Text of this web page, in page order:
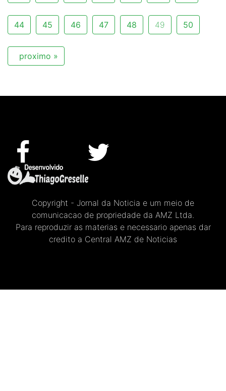
44 45 46 47 48 49 50
proximo »
Copyright - Jornal da Noticia e um meio de
comunicacao de propriedade da AMZ Ltda.
Para reproduzir as materias e necessario apenas dar
credito a Central AMZ de Noticias